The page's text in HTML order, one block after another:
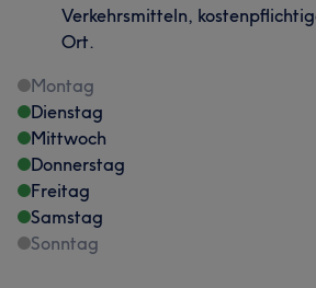
Verkehrsmitteln,
Ort.
Montag
Dienstag
Mittwoch
Donnerstag
Freitag
Samstag
Sonntag